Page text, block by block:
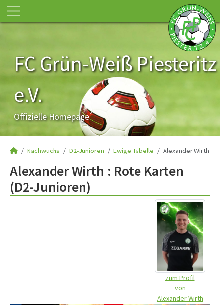
FC Grün-Weiß Piesteritz
e.V.
Offizielle Homepage
Nachwuchs D2-Junioren Ewige Tabelle Alexander Wirth
Alexander Wirth : Rote Karten
(D2-Junioren)
zum Profil
von
Alexander Wirth